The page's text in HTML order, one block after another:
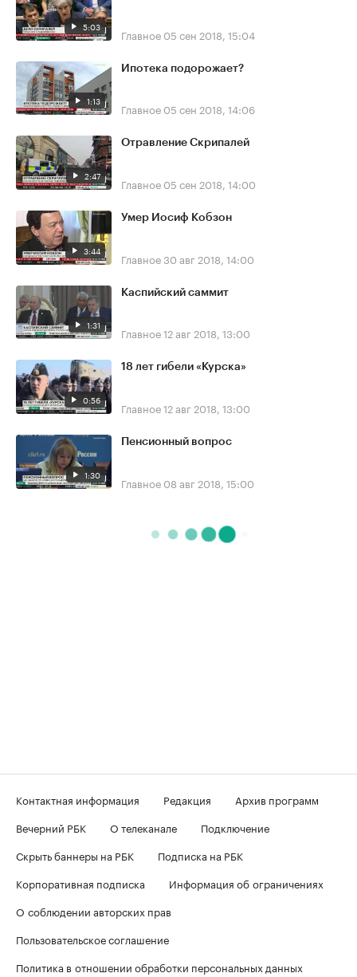
5:03 Главное 05 сен 2018, 15:04
1:13
Ипотека подорожает?
Главное 05 сен 2018, 14:06
2:47
Отравление Скрипалей
Главное 05 сен 2018, 14:00
3:44
Умер Иосиф Кобзон
Главное30 авг 2018, 14:00
1:31
Каспийский саммит
Главное12 авг 2018, 13:00
0:56
18 лет гибели «Курска»
Главное12 авг 2018, 13:00
1:30
Пенсионный вопрос
Главное 08 авг 2018, 15:00
Контактная информация Редакция
Архив программ
Вечерний РБК
О телеканале
Подключение
Скрыть баннеры на РБК
Подписка на РБК
Корпоративная подписка
Информация об ограничениях
О соблюдении авторских прав
Пользовательское соглашение
Политика в отношении обработки персональных данных